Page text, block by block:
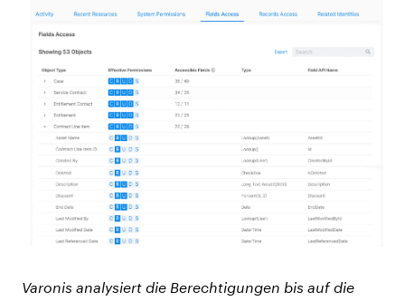
Varonis analysiert die Berechtigungen bis auf die